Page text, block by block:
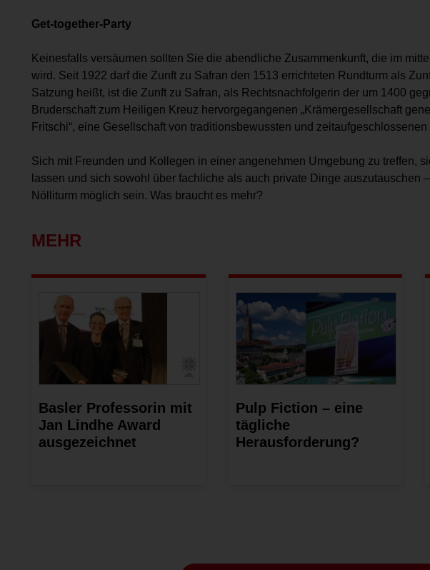
Get-together-Party
Keinesfalls versäumen sollten Sie die abendliche Zusammenkunft, die im
wird. Seit 1922 darf die Zunft zu Safran den 1513 errichteten Rundturm als
Satzung heißt, ist die Zunft zu Safran, als Rechtsnachfolgerin der um 1400
Bruderschaft zum Heiligen Kreuz hervorgegangenen „Krämergesellschaft
Fritschi“, eine Gesellschaft von traditionsbewussten und
Sich mit Freunden und Kollegen in einer angenehmen Umgebung zu treffen,
lassen und sich sowohl über fachliche als auch private Dinge auszutauschen
Nölliturm möglich sein. Was braucht es mehr?
MEHR
Basler Professorin mit
Jan Lindhe Award
ausgezeichnet
Pulp Fiction – eine
tägliche
Herausforderung?